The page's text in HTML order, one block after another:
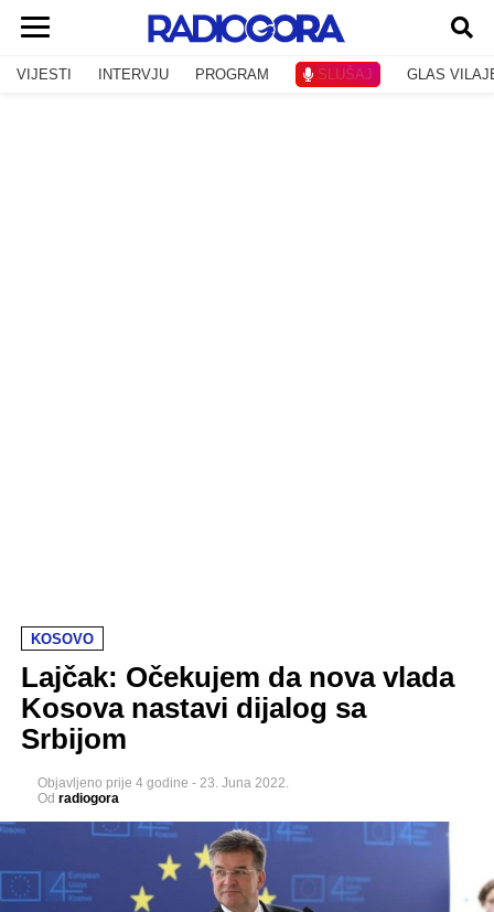
VIJESTI INTERVJU PROGRAM SLUŠAJ GLAS
KOSOVO
Lajčak: Očekujem da nova vlada
Kosova nastavi dijalog sa
Srbijom
Objavljeno prije 4 godine - 23. Juna 2022.
Od radiogora